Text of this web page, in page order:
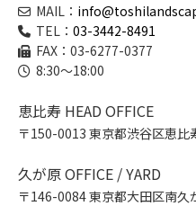
MAIL：
TEL： 03-3442-8491
FAX：03-6277-0377
8:30～18:00
恵比寿 HEAD OFFICE
〒150-0013 東京都渋谷区恵比
久が原 OFFICE / YARD
〒146-0084 東京都大田区南